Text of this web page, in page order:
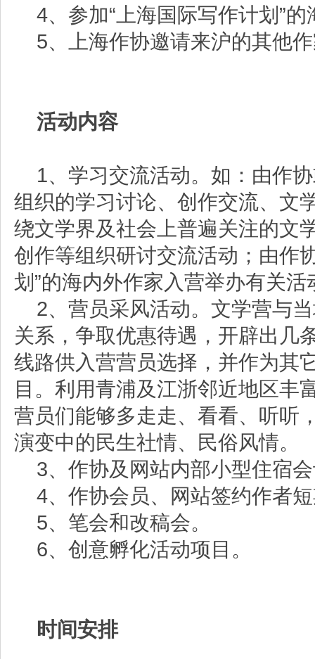
4、参加“上海国际写作计划”
5、上海作协邀请来沪的其他
活动内容
1、学习交流活动。如：由作
组织的学习讨论、创作交流、文
绕文学界及社会上普遍关注的文
创作等组织研讨交流活动；由作
划”的海内外作家入营举办有关
2、营员采风活动。文学营与
关系，争取优惠待遇，开辟出几
线路供入营营员选择，并作为其
目。利用青浦及江浙邻近地区丰
营员们能够多走走、看看、听听
演变中的民生社情、民俗风情。
3、作协及网站内部小型住宿
4、作协会员、网站签约作者
5、笔会和改稿会。
6、创意孵化活动项目。
时间安排